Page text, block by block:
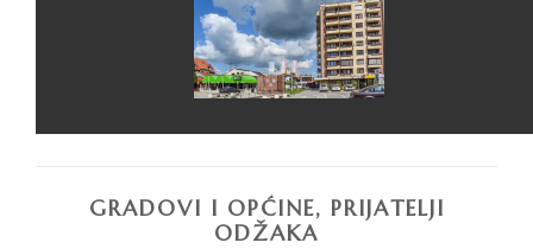
GRADOVI I OPĆINE, PRIJATELJI
ODŽAKA